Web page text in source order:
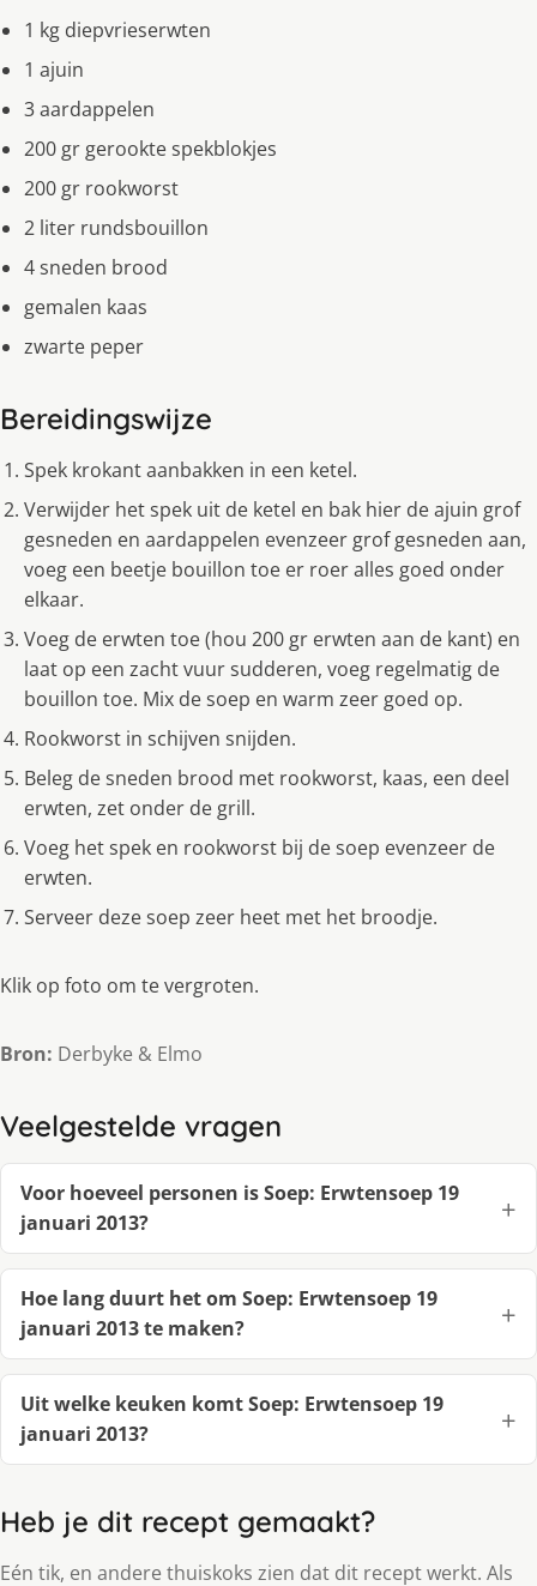
1 kg diepvrieserwten
1 ajuin
3 aardappelen
200 gr gerookte spekblokjes
200 gr rookworst
2 liter rundsbouillon
4 sneden brood
gemalen kaas
zwarte peper
Bereidingswijze
Spek krokant aanbakken in een ketel.
Verwijder het spek uit de ketel en bak hier de ajuin grof
gesneden en aardappelen evenzeer grof gesneden aan,
voeg een beetje bouillon toe er roer alles goed onder
elkaar.
Voeg de erwten toe (hou 200 gr erwten aan de kant) en
laat op een zacht vuur sudderen, voeg regelmatig de
bouillon toe. Mix de soep en warm zeer goed op.
Rookworst in schijven snijden.
Beleg de sneden brood met rookworst, kaas, een deel
erwten, zet onder de grill.
Voeg het spek en rookworst bij de soep evenzeer de
erwten.
Serveer deze soep zeer heet met het broodje.
Klik op foto om te vergroten.
Bron: Derbyke & Elmo
Veelgestelde vragen
Voor hoeveel personen is Soep: Erwtensoep 19
januari 2013?
Hoe lang duurt het om Soep: Erwtensoep 19
januari 2013 te maken?
Uit welke keuken komt Soep: Erwtensoep 19
januari 2013?
Heb je dit recept gemaakt?
Eén tik, en andere thuiskoks zien dat dit recept werkt. Als